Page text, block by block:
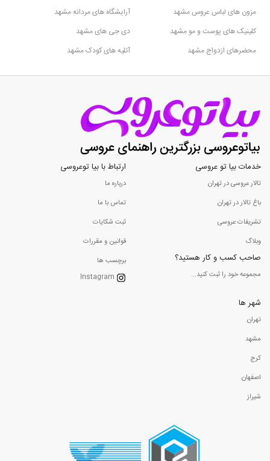
مزون های لباس عروس مشهد
آرایشگاه های مردانه مشهد
کلینیک های پوست و مو مشهد
دی جی های مشهد
محضرهای ازدواج مشهد
آتلیه های کودک مشهد
خدمات بیا تو عروسی
تالار عروسی در تهران
باغ تالار در تهران
تشریفات عروسی
وبلاگ
صاحب کسب و کار هستید؟
مجموعه خود را ثبت کنید...
ارتباط با بیا توعروسی
درباره ما
تماس با ما
ثبت شکایات
قوانین و مقررات
برچسب ها
Instagram
شهر ها
تهران
مشهد
کرج
اصفهان
شیراز